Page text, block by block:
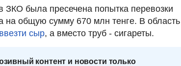
ЗКО была пресечена попытка перевозки
на общую сумму 670 млн тенге. В область
сыр, а вместо труб - сигареты.
контент и новости только